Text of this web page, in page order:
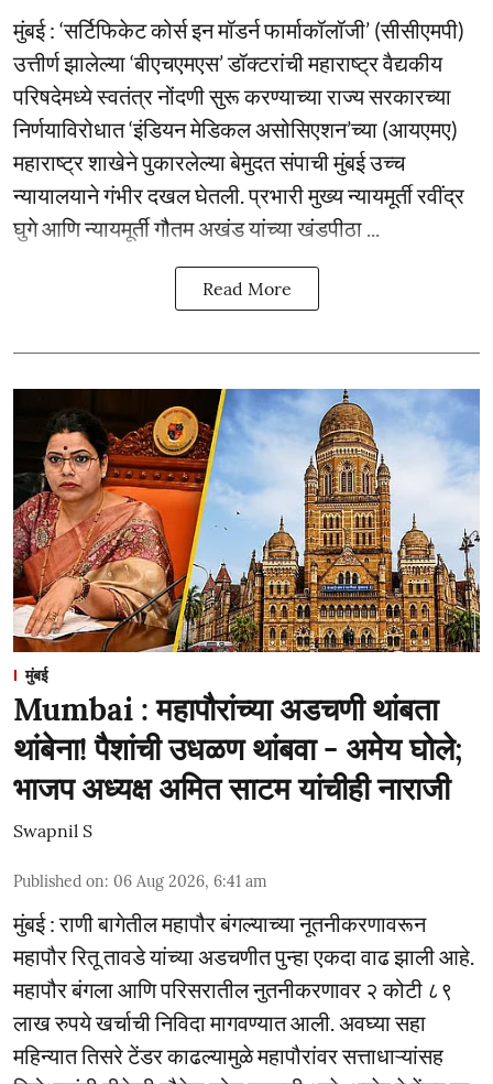
मुंबई : ‘सर्टिफिकेट कोर्स इन मॉडर्न फार्माकॉलॉजी’ (सीसीएमपी)
उत्तीर्ण झालेल्या ‘बीएचएमएस’ डॉक्टरांची महाराष्ट्र वैद्यकीय
परिषदेमध्ये स्वतंत्र नोंदणी सुरू करण्याच्या राज्य सरकारच्या
निर्णयाविरोधात ‘इंडियन मेडिकल असोसिएशन’च्या (आयएमए)
महाराष्ट्र शाखेने पुकारलेल्या बेमुदत संपाची मुंबई उच्च
न्यायालयाने गंभीर दखल घेतली. प्रभारी मुख्य न्यायमूर्ती रवींद्र
घुगे आणि न्यायमूर्ती गौतम अखंड यांच्या खंडपीठा ...
Read More
मुंबई
Mumbai : महापौरांच्या अडचणी थांबता
थांबेना! पैशांची उधळण थांबवा - अमेय घोले;
भाजप अध्यक्ष अमित साटम यांचीही नाराजी
Swapnil S
Published on: 06 Aug 2026, 6:41 am
मुंबई : राणी बागेतील महापौर बंगल्याच्या नूतनीकरणावरून
महापौर रितू तावडे यांच्या अडचणीत पुन्हा एकदा वाढ झाली आहे.
महापौर बंगला आणि परिसरातील नुतनीकरणावर २ कोटी ८९
लाख रुपये खर्चाची निविदा मागवण्यात आली. अवघ्या सहा
महिन्यात तिसरे टेंडर काढल्यामुळे महापौरांवर सत्ताधाऱ्यांसह